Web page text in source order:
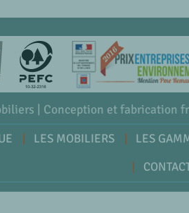
| Conception et fabrication
LES MOBILIERS LES